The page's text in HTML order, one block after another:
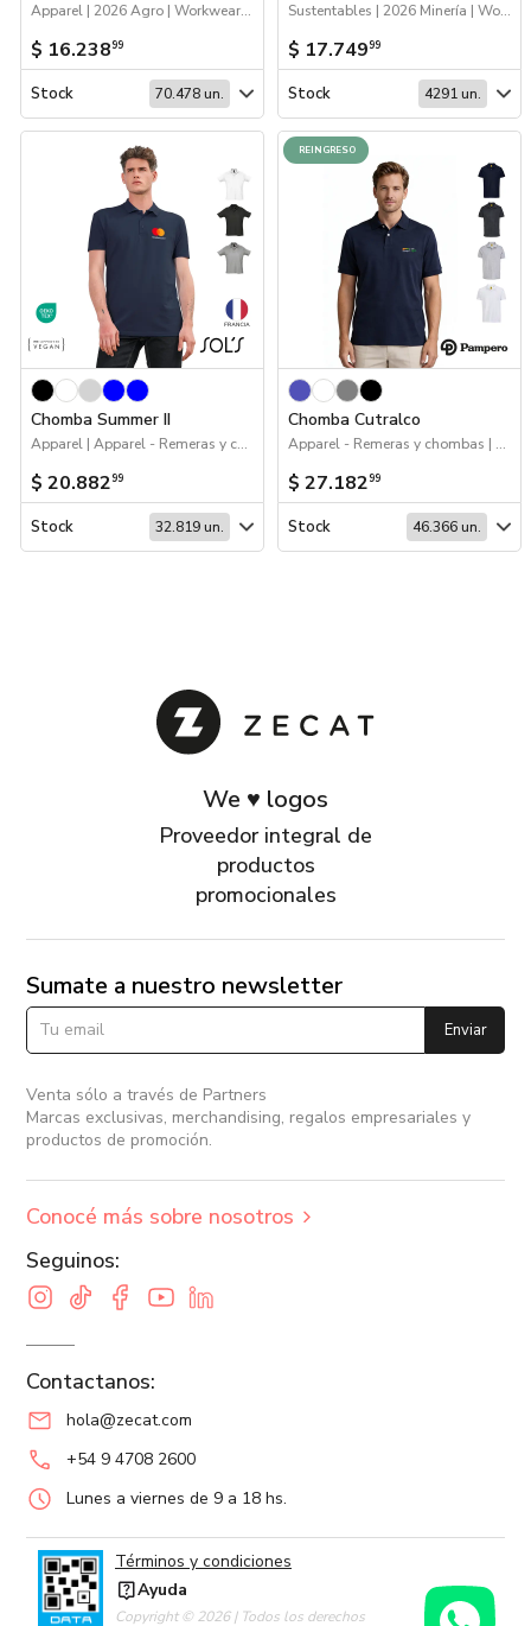
Apparel | 2026 Agro | Workwear | Apparel - Remeras y chombas | 2026 Reingresos
$ 16.23899
Stock 70.478 un.
Sustentables | 2026 Minería | Workwear | Apparel | Apparel - Remeras y chombas
$ 17.74999
Stock 4291 un.
Chomba Summer II
Apparel | Apparel - Remeras y chombas | Sustentables | Workwear
$ 20.88299
Stock 32.819 un.
REINGRESO
Chomba Cutralco
Apparel - Remeras y chombas | 2026 Agro | Workwear | Apparel | 2026 Reingresos
$ 27.18299
Stock 46.366 un.
We ♥ logos
Proveedor integral de
productos
promocionales
Sumate a nuestro newsletter
Enviar
Venta sólo a través de Partners
Marcas exclusivas, merchandising, regalos empresariales y
productos de promoción.
Conocé más sobre nosotros
Seguinos:
Contactanos:
hola@zecat.com
+54 9 4708 2600
Lunes a viernes de 9 a 18 hs.
Términos y condiciones
Ayuda
Copyright © 2026 | Todos los derechos